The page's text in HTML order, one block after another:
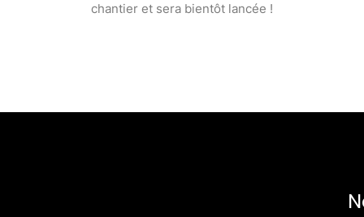
chantier et sera bientôt lancée !